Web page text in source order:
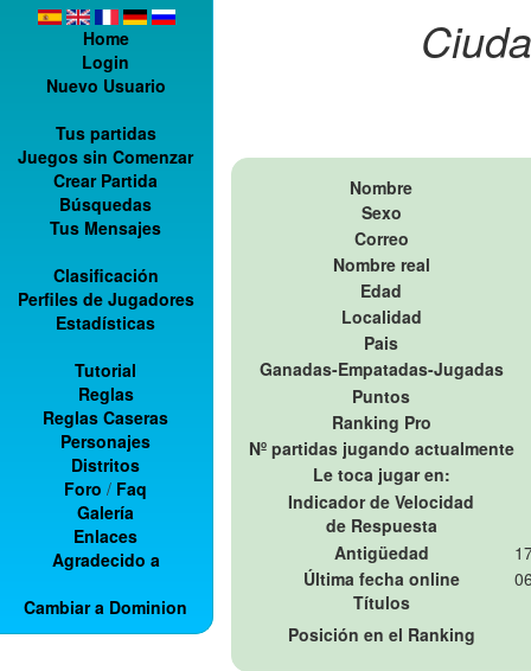
Home
Login
Nuevo Usuario
Tus partidas
Juegos sin Comenzar
Crear Partida
Búsquedas
Tus Mensajes
Clasificación
Perfiles de Jugadores
Estadísticas
Tutorial
Reglas
Reglas Caseras
Personajes
Distritos
Foro / Faq
Galería
Enlaces
Agradecido a
Cambiar a Dominion
Nombre
Sexo
Correo
Nombre real
Edad
Localidad
Pais
Ganadas-Empatadas-Jugadas
Puntos
Ranking Pro
Nº partidas jugando actualmente
Le toca jugar en:
Indicador de Velocidad
de Respuesta
Antigüedad
Última fecha online
Títulos
Posición en el Ranking